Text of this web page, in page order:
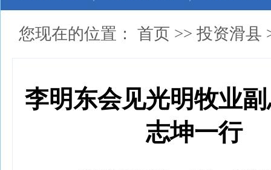
您现在的位置： 首页 >> 投资滑县
李明东会见光明牧业
志坤一行